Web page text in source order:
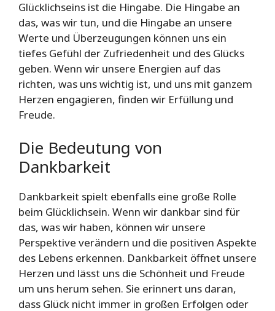
Glücklichseins ist die Hingabe. Die Hingabe an
das, was wir tun, und die Hingabe an unsere
Werte und Überzeugungen können uns ein
tiefes Gefühl der Zufriedenheit und des Glücks
geben. Wenn wir unsere Energien auf das
richten, was uns wichtig ist, und uns mit ganzem
Herzen engagieren, finden wir Erfüllung und
Freude.
Die Bedeutung von
Dankbarkeit
Dankbarkeit spielt ebenfalls eine große Rolle
beim Glücklichsein. Wenn wir dankbar sind für
das, was wir haben, können wir unsere
Perspektive verändern und die positiven Aspekte
des Lebens erkennen. Dankbarkeit öffnet unsere
Herzen und lässt uns die Schönheit und Freude
um uns herum sehen. Sie erinnert uns daran,
dass Glück nicht immer in großen Erfolgen oder